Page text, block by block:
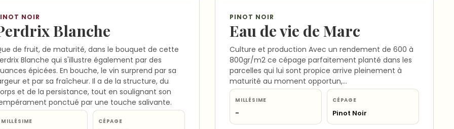
NOIR
Blanche
de fruit, de maturité, dans le bouquet de cette
Blanche qui s'illustre également par des
épicées. En bouche, le vin surprend par sa
et par sa fraîcheur. Il a de la structure, du
et de la persistance, tout en soulignant son
ponctué par une touche salivante.
MILLÉSIME CÉPAGE
PINOT NOIR
Eau de vie de Marc
Culture et production Avec un rendement de 600 à
800gr/m2 ce cépage parfaitement planté dans les
parcelles qui lui sont propice arrive pleinement à
maturité au moment opportun,…
MILLÉSIME
-
CÉPAGE
Pinot Noir